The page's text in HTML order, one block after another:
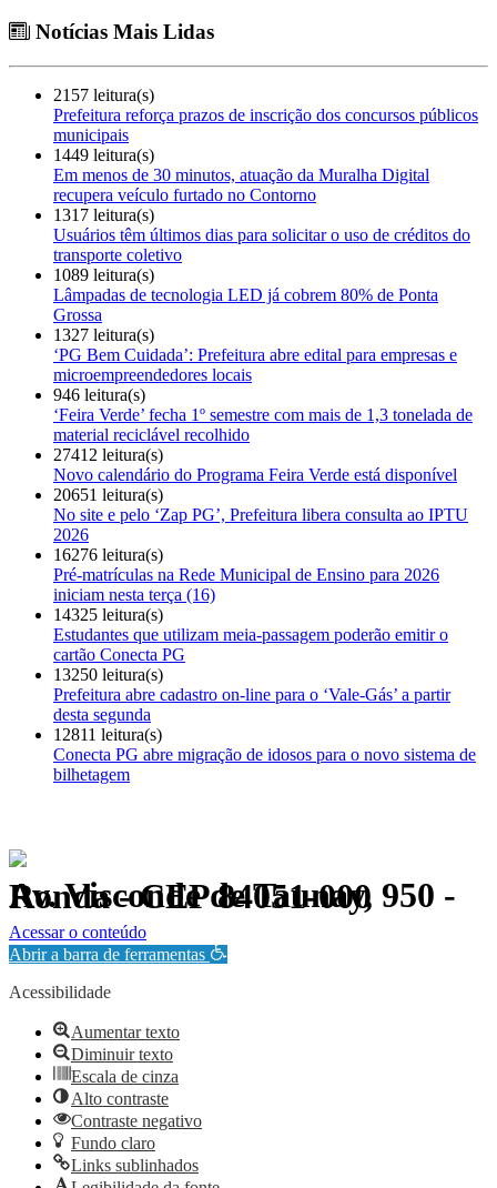
Notícias Mais Lidas
2157 leitura(s)
Prefeitura reforça prazos de inscrição dos concursos públicos
municipais
1449 leitura(s)
Em menos de 30 minutos, atuação da Muralha Digital
recupera veículo furtado no Contorno
1317 leitura(s)
Usuários têm últimos dias para solicitar o uso de créditos do
transporte coletivo
1089 leitura(s)
Lâmpadas de tecnologia LED já cobrem 80% de Ponta
Grossa
1327 leitura(s)
‘PG Bem Cuidada’: Prefeitura abre edital para empresas e
microempreendedores locais
946 leitura(s)
‘Feira Verde’ fecha 1º semestre com mais de 1,3 tonelada de
material reciclável recolhido
27412 leitura(s)
Novo calendário do Programa Feira Verde está disponível
20651 leitura(s)
No site e pelo ‘Zap PG’, Prefeitura libera consulta ao IPTU
2026
16276 leitura(s)
Pré-matrículas na Rede Municipal de Ensino para 2026
iniciam nesta terça (16)
14325 leitura(s)
Estudantes que utilizam meia-passagem poderão emitir o
cartão Conecta PG
13250 leitura(s)
Prefeitura abre cadastro on-line para o ‘Vale-Gás’ a partir
desta segunda
12811 leitura(s)
Conecta PG abre migração de idosos para o novo sistema de
bilhetagem
Av. Visconde de Taunay, 950 - Ronda - CEP 84051-000
Política de Privacidade.
Acessar o conteúdo
Abrir a barra de ferramentas
Acessibilidade
Aumentar texto
Diminuir texto
Escala de cinza
Alto contraste
Contraste negativo
Fundo claro
Links sublinhados